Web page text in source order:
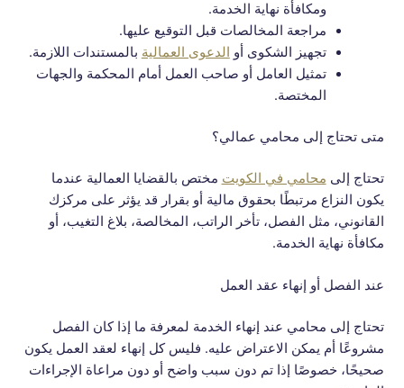
ومكافأة نهاية الخدمة.
مراجعة المخالصات قبل التوقيع عليها.
تجهيز الشكوى أو الدعوى العمالية بالمستندات اللازمة.
تمثيل العامل أو صاحب العمل أمام المحكمة والجهات
المختصة.
متى تحتاج إلى محامي عمالي؟
تحتاج إلى محامي في الكويت مختص بالقضايا العمالية عندما
يكون النزاع مرتبطًا بحقوق مالية أو بقرار قد يؤثر على مركزك
القانوني، مثل الفصل، تأخر الراتب، المخالصة، بلاغ التغيب، أو
مكافأة نهاية الخدمة.
عند الفصل أو إنهاء عقد العمل
تحتاج إلى محامي عند إنهاء الخدمة لمعرفة ما إذا كان الفصل
مشروعًا أم يمكن الاعتراض عليه. فليس كل إنهاء لعقد العمل يكون
صحيحًا، خصوصًا إذا تم دون سبب واضح أو دون مراعاة الإجراءات